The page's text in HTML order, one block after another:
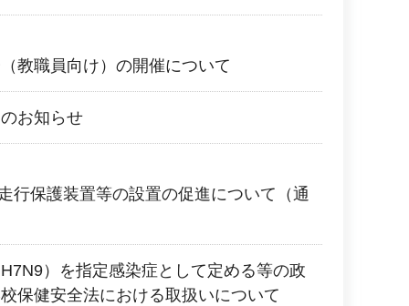
教職員向け）の開催について
お知らせ
保護装置等の設置の促進について（通
）を指定感染症として定める等の政
保健安全法における取扱いについて